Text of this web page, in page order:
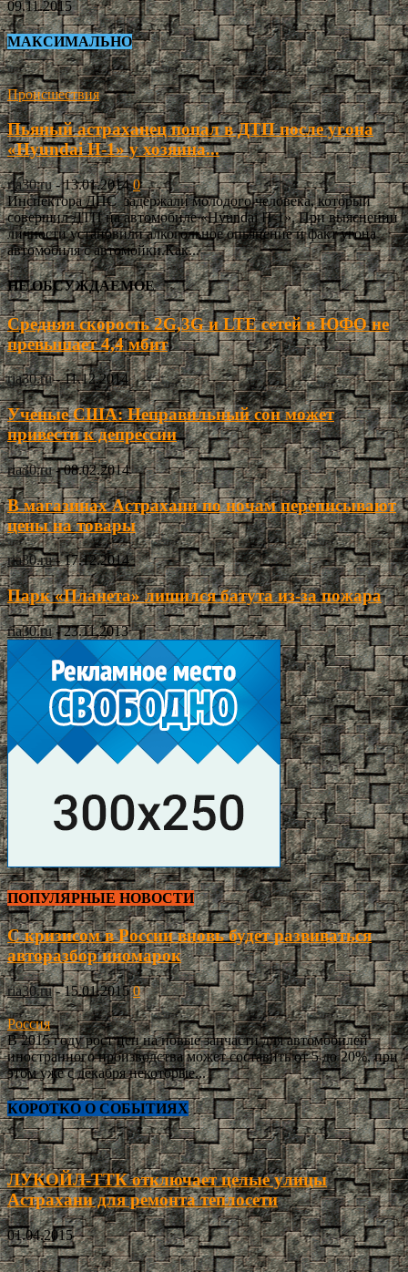
09.11.2015
МАКСИМАЛЬНО
Происшествия
Пьяный астраханец попал в ДТП после угона
«Hyundai Н-1» у хозяина...
ria30.ru - 13.01.2014 0
Инспектора ДПС задержали молодого человека, который
совершил ДТП на автомобиле «Hyundai Н-1». При выяснении
личности установили алкогольное опьянение и факт угона
автомобиля с автомойки.Как...
НЕ ОБСУЖДАЕМОЕ
Средняя скорость 2G,3G и LTE сетей в ЮФО не
превышает 4,4 мбит
ria30.ru - 11.12.2014
Ученые США: Неправильный сон может
привести к депрессии
ria30.ru - 08.02.2014
В магазинах Астрахани по ночам переписывают
цены на товары
ria30.ru - 17.12.2014
Парк «Планета» лишился батута из-за пожара
ria30.ru - 23.11.2013
ПОПУЛЯРНЫЕ НОВОСТИ
С кризисом в России вновь будет развиваться
авторазбор иномарок
ria30.ru - 15.01.2015 0
Россия
В 2015 году рост цен на новые запчасти для автомобилей
иностранного производства может составить от 5 до 20%, при
этом уже с декабря некоторые...
КОРОТКО О СОБЫТИЯХ
ЛУКОЙЛ-ТТК отключает целые улицы
Астрахани для ремонта теплосети
01.04.2015